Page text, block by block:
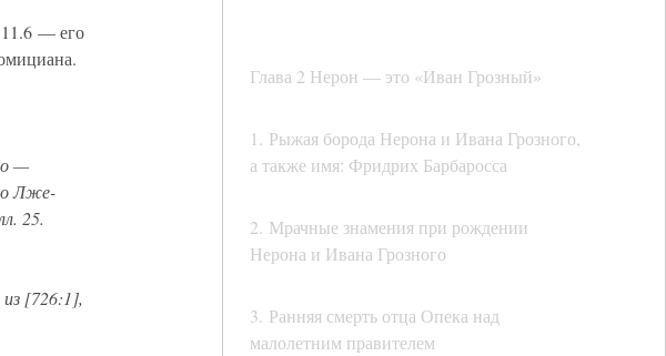
Глава 2 Нерон — это «Иван Грозный»
1. Рыжая борода Нерона и Ивана Грозного,
а также имя: Фридрих Барбаросса
2. Мрачные знамения при рождении
Нерона и Ивана Грозного
3. Ранняя смерть отца Опека над
малолетним правителем
— его
—
о Лже-
25.
[726:1],